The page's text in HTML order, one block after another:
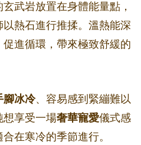
武岩放置在身體能量點，
以熱石進行推揉。溫熱能深
促進循環，帶來極致舒緩的
腳冰冷、容易感到緊繃難以
想享受一場奢華寵愛儀式感
在寒冷的季節進行。